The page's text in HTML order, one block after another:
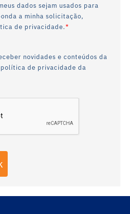
dados sejam usados para
a minha solicitação,
de privacidade.*
novidades e conteúdos da
de privacidade da